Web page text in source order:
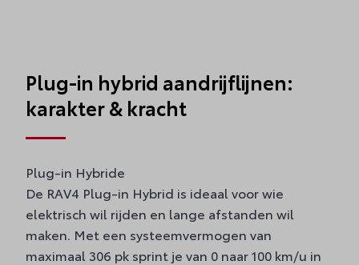
Plug-in hybrid aandrijflijnen:
karakter & kracht
Plug-in Hybride
De RAV4 Plug-in Hybrid is ideaal voor wie
elektrisch wil rijden en lange afstanden wil
maken. Met een systeemvermogen van
maximaal 306 pk sprint je van 0 naar 100 km/u in